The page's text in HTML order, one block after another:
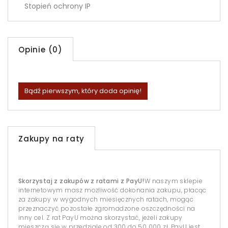
Stopień ochrony IP
Opinie (0)
Bądź pierwszym, który doda opinię!
Zakupy na raty
Skorzystaj z zakupów z ratami z PayU!W naszym sklepie
internetowym masz możliwość dokonania zakupu, płacąc
za zakupy w wygodnych miesięcznych ratach, mogąc
przeznaczyć pozostałe zgromadzone oszczędności na
inny cel. Z rat PayU można skorzystać, jeżeli zakupy